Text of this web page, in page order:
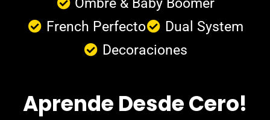
French Perfecto
Dual System
Decoraciones
Aprende Desde Cero!